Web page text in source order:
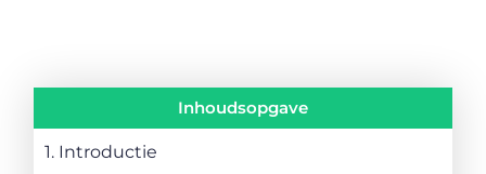
Inhoudsopgave
1. Introductie